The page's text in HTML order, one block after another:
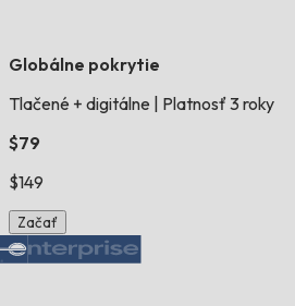
Globálne pokrytie
Tlačené + digitálne
Platnosť 3 roky
$79
$149
Začať